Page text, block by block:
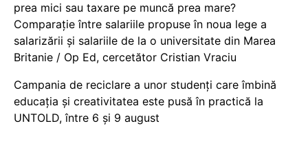
prea mici sau taxare pe muncă prea mare?
Comparație între salariile propuse în noua lege a
salarizării și salariile de la o universitate din Marea
Britanie / Op Ed, cercetător Cristian Vraciu
Campania de reciclare a unor studenți care îmbină
educația și creativitatea este pusă în practică la
UNTOLD, între 6 și 9 august